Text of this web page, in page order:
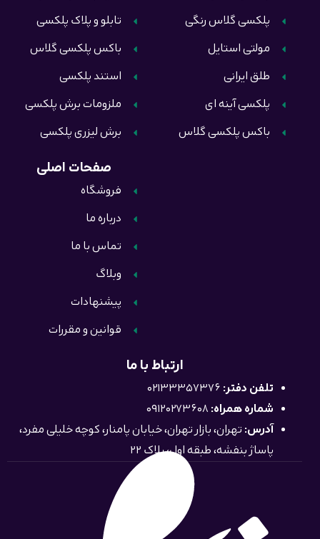
تابلو و پلاک پلکسی
باکس پلکسی گلاس
استند پلکسی
ملزومات برش پلکسی
برش لیزری پلکسی
پلکسی گلاس رنگی
مولتی استایل
طلق ایرانی
پلکسی آینه ای
باکس پلکسی گلاس
صفحات اصلی
فروشگاه
درباره ما
تماس با ما
وبلاگ
پیشنهادات
قوانین و مقررات
ارتباط با ما
تلفن دفتر: 02133357376
شماره همراه: 09120273608
آدرس: تهران، بازار تهران، خیابان پامنار، کوچه خلیلی مفرد،
پاساژ بنفشه، طبقه اول، پلاک 22